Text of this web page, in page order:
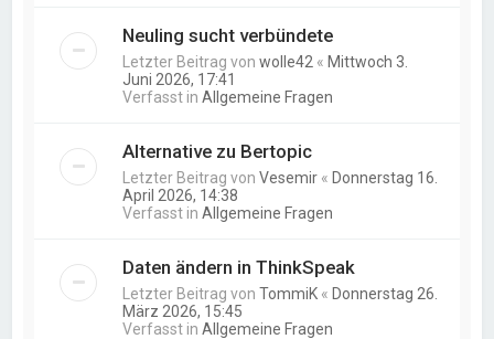
Neuling sucht verbündete
Letzter Beitrag vonwolle42 « Mittwoch 3.
Juni 2026, 17:41
Verfasst inAllgemeine Fragen
Alternative zu Bertopic
Letzter Beitrag vonVesemir « Donnerstag 16.
April 2026, 14:38
Verfasst inAllgemeine Fragen
Daten ändern in ThinkSpeak
Letzter Beitrag vonTommiK « Donnerstag 26.
März 2026, 15:45
Verfasst inAllgemeine Fragen